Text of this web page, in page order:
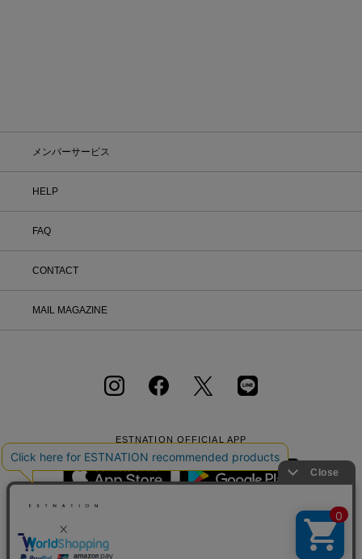
メンバーサービス
HELP
FAQ
CONTACT
MAIL MAGAZINE
ESTNATION OFFICIAL APP
会社概要
個人情報保護方針 特定商取引法に基づく通販の表記